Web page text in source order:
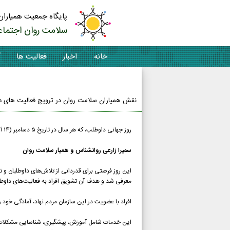
پایگاه جمعیت
سلامت روان
خانه اخبار فعالیت ها
نقش همیاران سلامت روان در ترویج فعالیت های
روز جهانی داوطلب، که هر سال در تاریخ ۵ دسامبر (۱۴ آذر) گرامی داشته می‌شود،
سمیرا زارعی روانشناس و همیار سلامت روان
معرفی شد و هدف آن تشویق افراد به فعالیت‌های
افراد با عضویت در این سازمان مردم نهاد، آمادگی
این خدمات شامل آموزش، پیشگیری، شناسایی مشکلات